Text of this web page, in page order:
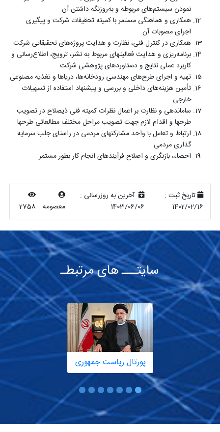
نمودن سیستم‌های مربوطه و به‌روزنگه داشتن آن
همکاری و هماهنگی مستمر با کمیته تحقیقات شرکت و پیگیری
اجرای مصوبات آن
همکاری در کنترل فنی، نظارت و هدایت پروژه‌های تحقیقاتی شرکت
برنامه‌ریزی و هدایت فعالیتهای مربوط به نشر، ترویج، اطلاع‌رسانی و
کاربرد عملی نتایج و دستاوردهای پژوهشی شرکت
تهیه و اجرای طرح‌های مهندسی رودخانه‌ها، دریاها و تغذیه مصنوعی
تأمین هزینه‌های داخلی و بررسی و پیشنهاد استفاده از تسهیلات
خارجی
ساماندهی و نظارت بر اعمال نظرات کمیته فنی ذیصلاح در تصویب
طرحها و اقدام لازم جهت تصویب مراحل مختلف مطالعاتی طرحها
ارتباط و تعامل با واحد مشارکتهای مردمی در راستای جلب سرمایه
گذاری مردمی
احصاء، بازنگری و اصلاح فرآیندهای انجام کار بطور مستمر
تاریخ ثبت :
1402/02/16
آخرین به روزرسانی :
1403/06/06
معصومه 2758
سایتـــ های مرتبطـ
پورتال ریاست جمهوری